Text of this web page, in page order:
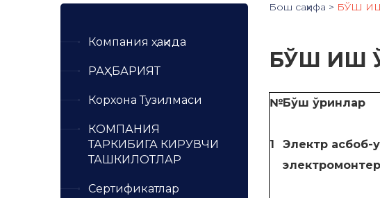
Бош саҳифа > БЎШ
БЎШ ИШ
№Бўш ўринлар
1
Электр асбоб-
электромонтер
Компания ҳақида
РАҲБАРИЯТ
Корхона Тузилмаси
КОМПАНИЯ
ТАРКИБИГА КИРУВЧИ
ТАШКИЛОТЛАР
Сертификатлар